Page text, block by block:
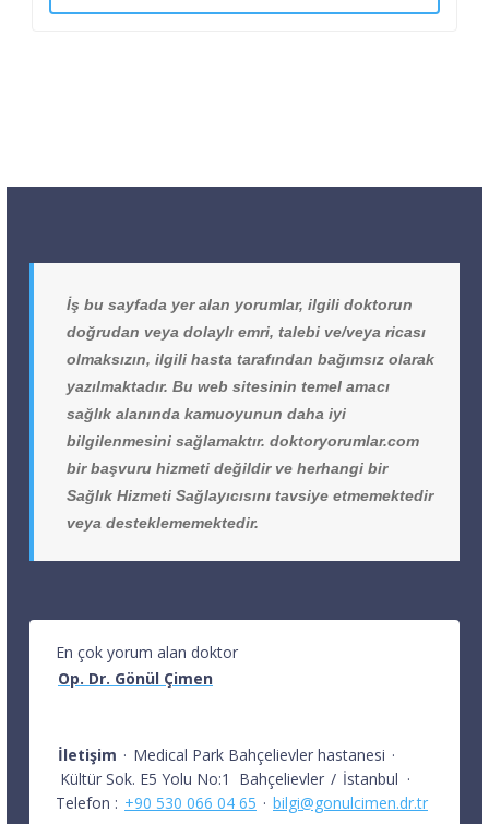
İş bu sayfada yer alan yorumlar, ilgili doktorun
doğrudan veya dolaylı emri, talebi ve/veya ricası
olmaksızın, ilgili hasta tarafından bağımsız olarak
yazılmaktadır. Bu web sitesinin temel amacı
sağlık alanında kamuoyunun daha iyi
bilgilenmesini sağlamaktır. doktoryorumlar.com
bir başvuru hizmeti değildir ve herhangi bir
Sağlık Hizmeti Sağlayıcısını tavsiye etmemektedir
veya desteklememektedir.
En çok yorum alan doktor
Op. Dr. Gönül Çimen
İletişim · Medical Park Bahçelievler hastanesi ·
Kültür Sok. E5 Yolu No:1
Bahçelievler / İstanbul ·
Telefon : +90 530 066 04 65 · bilgi@gonulcimen.dr.tr